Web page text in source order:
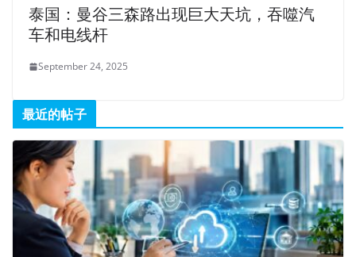
泰国：曼谷三森路出现巨大天坑，吞噬汽
车和电线杆
September 24, 2025
最近的帖子